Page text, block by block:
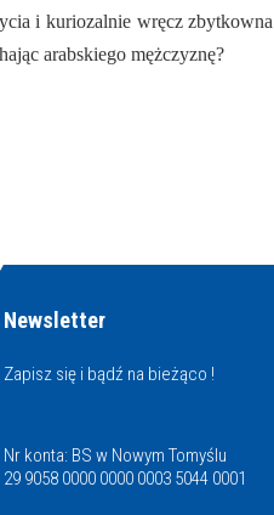
i kuriozalnie wręcz zbytkowna
arabskiego mężczyznę?
Newsletter
Zapisz się i bądź na bieżąco !
Nr konta: BS w Nowym Tomyślu
29 9058 0000 0000 0003 5044 0001